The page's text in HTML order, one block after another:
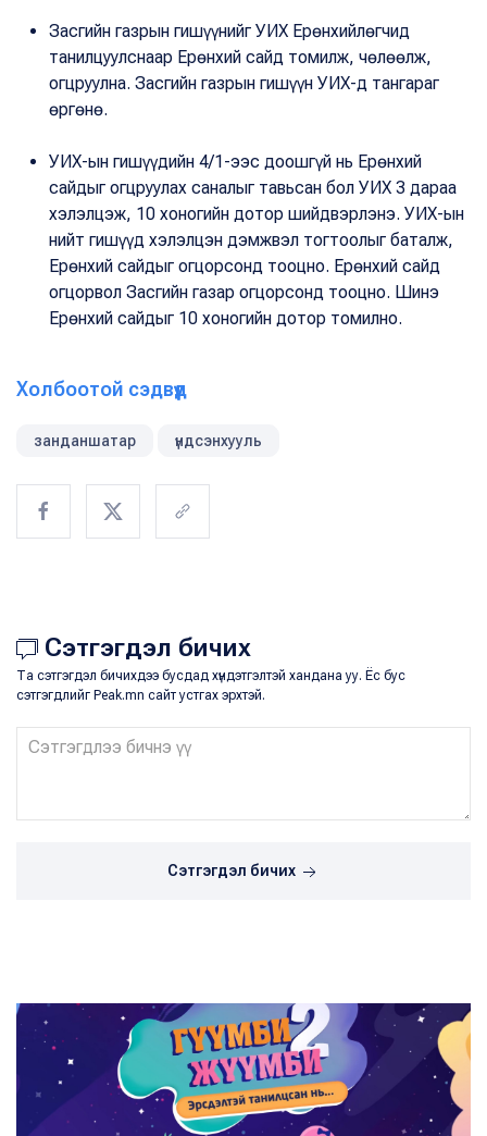
Засгийн газрын гишүүнийг УИХ Ерөнхийлөгчид
танилцуулснаар Ерөнхий сайд томилж, чөлөөлж,
огцруулна. Засгийн газрын гишүүн УИХ-д тангараг
өргөнө.
УИХ-ын гишүүдийн 4/1-ээс доошгүй нь Ерөнхий
сайдыг огцруулах саналыг тавьсан бол УИХ 3 дараа
хэлэлцэж, 10 хоногийн дотор шийдвэрлэнэ. УИХ-ын
нийт гишүүд хэлэлцэн дэмжвэл тогтоолыг баталж,
Ерөнхий сайдыг огцорсонд тооцно. Ерөнхий сайд
огцорвол Засгийн газар огцорсонд тооцно. Шинэ
Ерөнхий сайдыг 10 хоногийн дотор томилно.
Холбоотой сэдвүүд
занданшатар үндсэнхууль
Сэтгэгдэл бичих
Та сэтгэгдэл бичихдээ бусдад хүндэтгэлтэй хандана уу. Ёс бус
сэтгэгдлийг Peak.mn сайт устгах эрхтэй.
Сэтгэгдэл бичих